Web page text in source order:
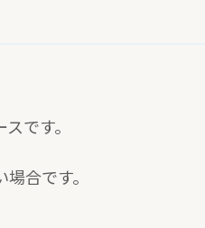
です。
合です。